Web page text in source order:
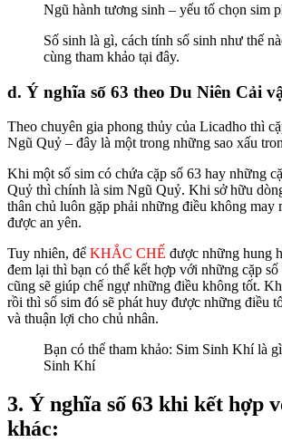
Ngũ hành tương sinh – yếu tố chọn sim
Số sinh là gì, cách tính số sinh như thế
cùng tham khảo tại đây.
d. Ý nghĩa số 63 theo Du Niên Cải
Theo chuyên gia phong thủy của Licadho thì
Ngũ Quỷ – đây là một trong những sao xấu
Khi một số sim có chứa cặp số 63 hay những
Quỷ thì chính là sim Ngũ Quỷ. Khi sở hữu
thân chủ luôn gặp phải những điều không may
được an yên.
Tuy nhiên, để KHẮC CHẾ được những hung
đem lại thì bạn có thể kết hợp với những cặp
cũng sẽ giúp chế ngự những điều không tốt.
rồi thì số sim đó sẽ phát huy được những điều
và thuận lợi cho chủ nhân.
Bạn có thể tham khảo: Sim Sinh Khí là
Sinh Khí
3. Ý nghĩa số 63 khi kết hợp
khác: